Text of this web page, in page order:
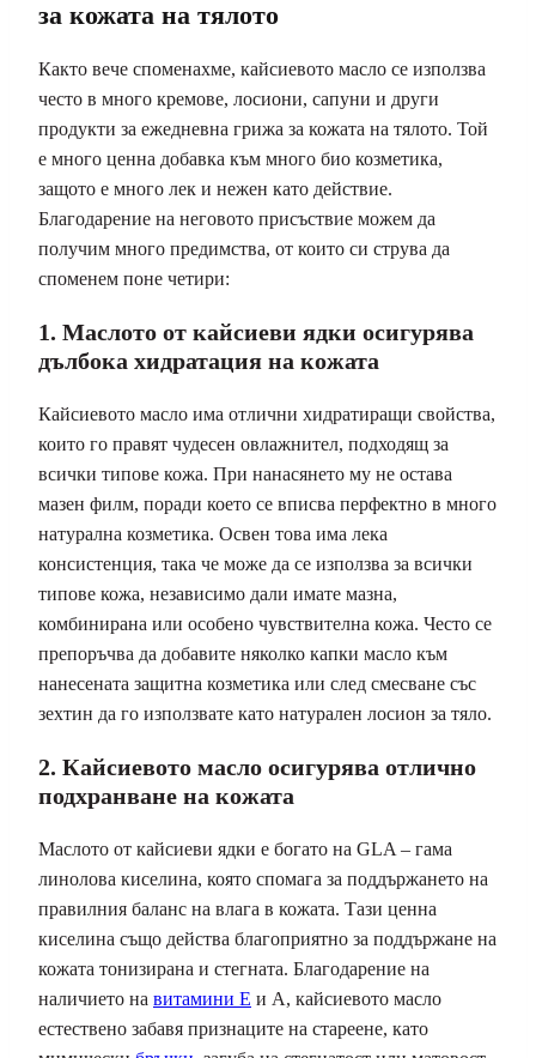
за кожата на тялото
Както вече споменахме, кайсиевото масло се използва
често в много кремове, лосиони, сапуни и други
продукти за ежедневна грижа за кожата на тялото. Той
е много ценна добавка към много био козметика,
защото е много лек и нежен като действие.
Благодарение на неговото присъствие можем да
получим много предимства, от които си струва да
споменем поне четири:
1. Маслото от кайсиеви ядки осигурява
дълбока хидратация на кожата
Кайсиевото масло има отлични хидратиращи свойства,
които го правят чудесен овлажнител, подходящ за
всички типове кожа. При нанасянето му не остава
мазен филм, поради което се вписва перфектно в много
натурална козметика. Освен това има лека
консистенция, така че може да се използва за всички
типове кожа, независимо дали имате мазна,
комбинирана или особено чувствителна кожа. Често се
препоръчва да добавите няколко капки масло към
нанесената защитна козметика или след смесване със
зехтин да го използвате като натурален лосион за тяло.
2. Кайсиевото масло осигурява отлично
подхранване на кожата
Маслото от кайсиеви ядки е богато на GLA – гама
линолова киселина, която спомага за поддържането на
правилния баланс на влага в кожата. Тази ценна
киселина също действа благоприятно за поддържане на
кожата тонизирана и стегната. Благодарение на
наличието на витамини E и A, кайсиевото масло
естествено забавя признаците на стареене, като